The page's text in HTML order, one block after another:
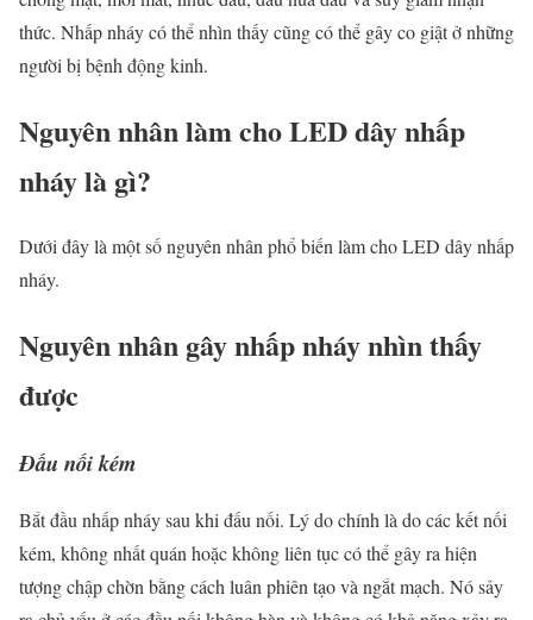
thức. Nhấp nháy có thể nhìn thấy cũng có thể gây co giật ở những
người bị bệnh động kinh.
Nguyên nhân làm cho LED dây nhấp
nháy là gì?
Dưới đây là một số nguyên nhân phổ biến làm cho LED dây nhấp
nháy.
Nguyên nhân gây nhấp nháy nhìn thấy
được
Đấu nối kém
Bắt đầu nhấp nháy sau khi đấu nối. Lý do chính là do các kết nối
kém, không nhất quán hoặc không liên tục có thể gây ra hiện
tượng chập chờn bằng cách luân phiên tạo và ngắt mạch. Nó sảy